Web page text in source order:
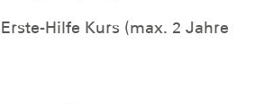
Hilfe Kurs (max. 2 Jahre